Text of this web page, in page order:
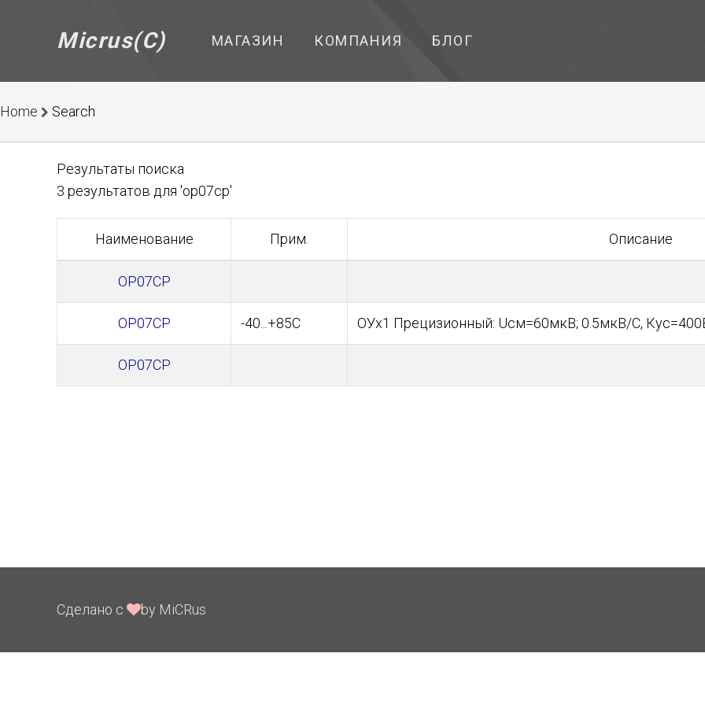
Micrus(C) МАГАЗИН КОМПАНИЯ БЛОГ
Home Search
Результаты поиска
3 результатов для 'op07cp'
Наименование Прим. Описание
OP07CP
OP07CP -40...+85С ОУх1 Прецизионный: Uсм=60мкВ; 0.5мкВ/С,
OP07CP
Сделано с by MiCRus